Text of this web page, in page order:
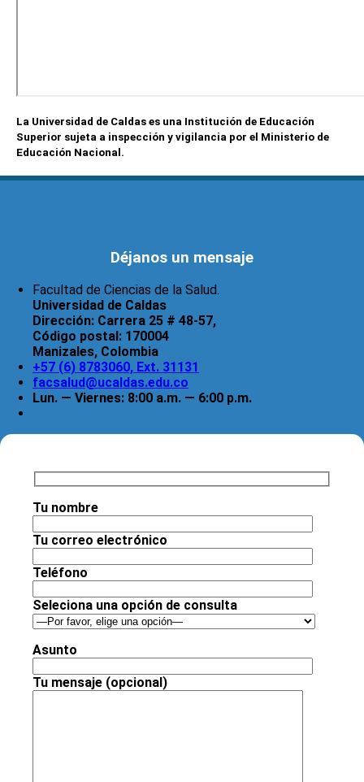
La Universidad de Caldas es una Institución de Educación
Superior sujeta a inspección y vigilancia por el Ministerio de
Educación Nacional.
Déjanos un mensaje
Facultad de Ciencias de la Salud.
Universidad de Caldas
Dirección: Carrera 25 # 48-57,
Código postal: 170004
Manizales, Colombia
+57 (6) 8783060, Ext. 31131
facsalud@ucaldas.edu.co
Lun. — Viernes: 8:00 a.m. — 6:00 p.m.
Tu nombre
Tu correo electrónico
Teléfono
Seleciona una opción de consulta
Asunto
Tu mensaje (opcional)